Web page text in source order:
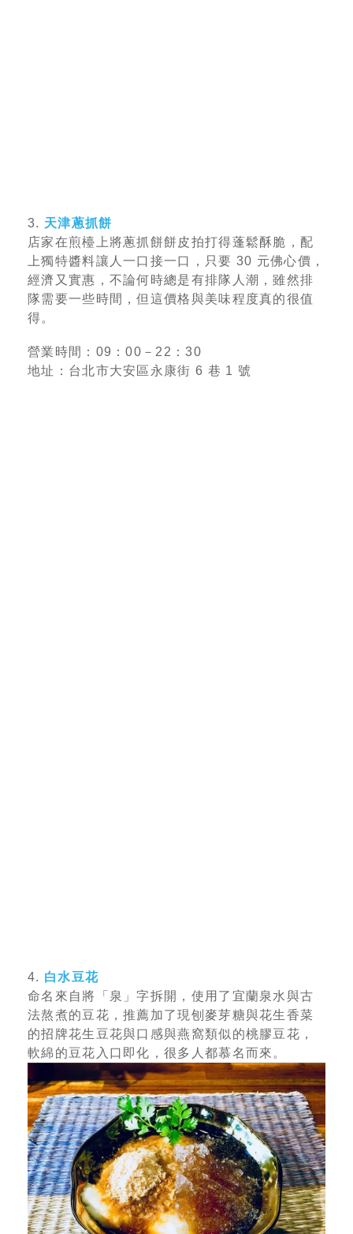
3. 天津蔥抓餅
店家在煎檯上將蔥抓餅餅皮拍打得蓬鬆酥脆，配
上獨特醬料讓人一口接一口，只要 30 元佛心價，
經濟又實惠，不論何時總是有排隊人潮，雖然排
隊需要一些時間，但這價格與美味程度真的很值
得。
營業時間：09：00－22：30
地址：台北市大安區永康街 6 巷 1 號
4. 白水豆花
命名來自將「泉」字拆開，使用了宜蘭泉水與古
法熬煮的豆花，推薦加了現刨麥芽糖與花生香菜
的招牌花生豆花與口感與燕窩類似的桃膠豆花，
軟綿的豆花入口即化，很多人都慕名而來。